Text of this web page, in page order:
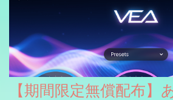
【期間限定無償配布】